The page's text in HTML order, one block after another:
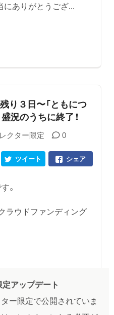
にありがとうござ...
り３日〜「ともにつ
況のうちに終了！
クター限定 0
シェア
ツイート
。
ラウドファンディング
アップデート
ー限定で公開されていま